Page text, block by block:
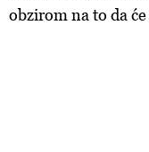
obzirom na to da